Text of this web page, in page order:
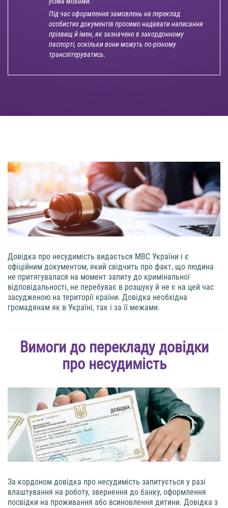
Під час оформлення замовлень на переклад
особистих документів просимо надавати написання
прізвищ й імен, як зазначено в закордонному
паспорті, оскільки вони можуть по-різному
транслітеруватись.
Довідка про несудимість видається МВС України і є
офіційним документом, який свідчить про факт, що людина
не притягувалася на момент запиту до кримінальної
відповідальності, не перебуває в розшуку й не є на цей час
засудженою на території країни. Довідка необхідна
громадянам як в Україні, так і за її межами.
Вимоги до перекладу довідки
про несудимість
За кордоном довідка про несудимість запитується у разі
влаштування на роботу, звернення до банку, оформлення
посвідки на проживання або всиновлення дитини. Довідка з